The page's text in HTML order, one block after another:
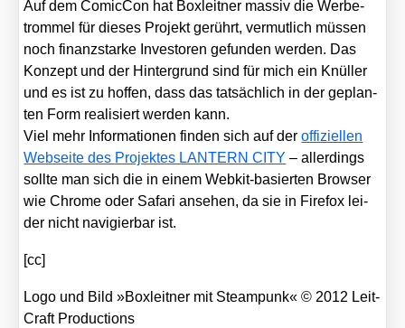
Auf dem Comic­Con hat Box­leit­ner mas­siv die Wer­be­
trom­mel für die­ses Pro­jekt gerührt, ver­mut­lich müs­sen
noch finanz­star­ke Inves­to­ren gefun­den wer­den. Das
Kon­zept und der Hin­ter­grund sind für mich ein Knül­ler
und es ist zu hof­fen, dass das tat­säch­lich in der geplan­
ten Form rea­li­siert wer­den kann.
Viel mehr Infor­ma­tio­nen fin­den sich auf deroffi­zi­el­len
Web­sei­te des Pro­jek­tes LANTERN CITY – aller­dings
soll­te man sich die in einem Web­kit-basier­ten Brow­ser
wie Chro­me oder Safa­ri anse­hen, da sie in Fire­fox lei­
der nicht navi­gier­bar ist.
[cc]
Logo und Bild »Box­leit­ner mit Steam­punk« © 2012 Leit­
Craft Pro­duc­tions